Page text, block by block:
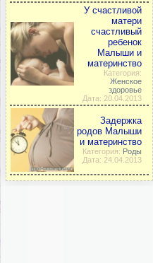
У счастливой
матери
счастливый
ребенок
Малыши и
материнство
Категория:
Женское
здоровье
Дата: 20.04.2013
Задержка
родов Малыши
и материнство
Категория: Роды
Дата: 24.04.2013